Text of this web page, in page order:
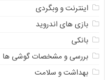
اینترنت و وبگردی
بازی های اندروید
بانکی
بررسی و مشخصات گوشی ها
بهداشت و سلامت